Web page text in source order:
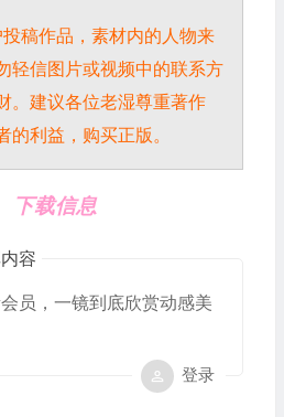
投稿作品，素材内的人物来
轻信图片或视频中的联系方
。建议各位老湿尊重著作
的利益，购买正版。
下载信息
容
员，一镜到底欣赏动感美
登录